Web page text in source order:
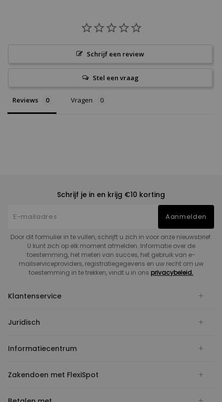
Schrijf een review
Stel een vraag
Reviews Vragen
Schrijf je in en krijg €10 korting
Aanmelden
Door dit formulier in te vullen, schrijft u zich in voor onze nieuwsbrief.
U kunt zich op elk moment afmelden. Informatie over de
toestemming, het meten van succes, het gebruik van e-
mailserviceproviders, registratiegegevens en uw recht om uw
toestemming in te trekken, vindt u in ons privacybeleid.
Klantenservice
Juridisch
Informatiecentrum
Zakendoen met FlexiSpot